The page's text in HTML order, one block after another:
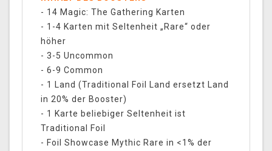
- 14 Magic: The Gathering Karten
- 1-4 Karten mit Seltenheit „Rare“ oder
höher
- 3-5 Uncommon
- 6-9 Common
- 1 Land (Traditional Foil Land ersetzt Land
in 20% der Booster)
- 1 Karte beliebiger Seltenheit ist
Traditional Foil
- Foil Showcase Mythic Rare in <1% der